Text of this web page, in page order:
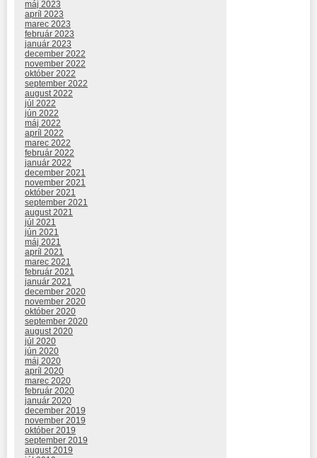
máj 2023
apríl 2023
marec 2023
február 2023
január 2023
december 2022
november 2022
október 2022
september 2022
august 2022
júl 2022
jún 2022
máj 2022
apríl 2022
marec 2022
február 2022
január 2022
december 2021
november 2021
október 2021
september 2021
august 2021
júl 2021
jún 2021
máj 2021
apríl 2021
marec 2021
február 2021
január 2021
december 2020
november 2020
október 2020
september 2020
august 2020
júl 2020
jún 2020
máj 2020
apríl 2020
marec 2020
február 2020
január 2020
december 2019
november 2019
október 2019
september 2019
august 2019